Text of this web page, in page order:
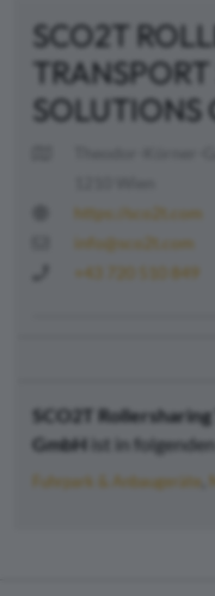
SCO2T
TRANSPORT
SOLUTIONS
https://sco2t.com
info@sco2t.com
+43 720 510 849
SCO2T
GmbH ist in
Fuhrpark & Anbaugeräte